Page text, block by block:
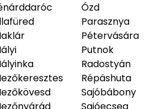
Ózd
Parasznya
Pétervására
Putnok
Radostyán
Répáshuta
Sajóbábony